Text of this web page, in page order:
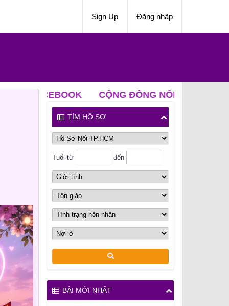
Sign Up Đăng nhập
CỘNG ĐỒNG NỐI ZALO CLB ĐỘC
TÌM HỒ SƠ
Tuổi từ đến
BÀI MỚI NHẤT